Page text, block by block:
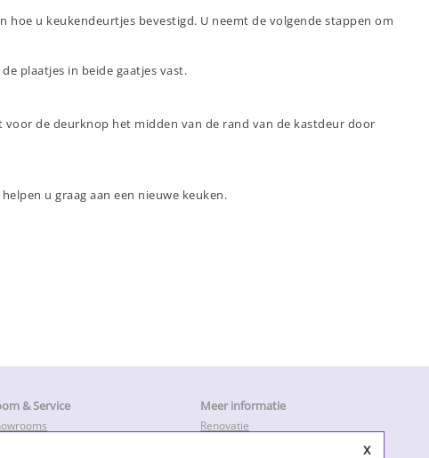
x
u keukendeurtjes bevestigd. U neemt de volgende stappen om
plaatjes in beide gaatjes vast.
de deurknop het midden van de rand van de kastdeur door
u graag aan een nieuwe keuken.
& Service Meer informatie
Renovatie